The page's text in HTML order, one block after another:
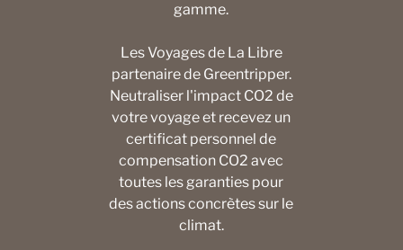
gamme.
Les Voyages de La Libre
partenaire de Greentripper.
Neutraliser l'impact CO2 de
votre voyage et recevez un
certificat personnel de
compensation CO2 avec
toutes les garanties pour
des actions concrètes sur le
climat.